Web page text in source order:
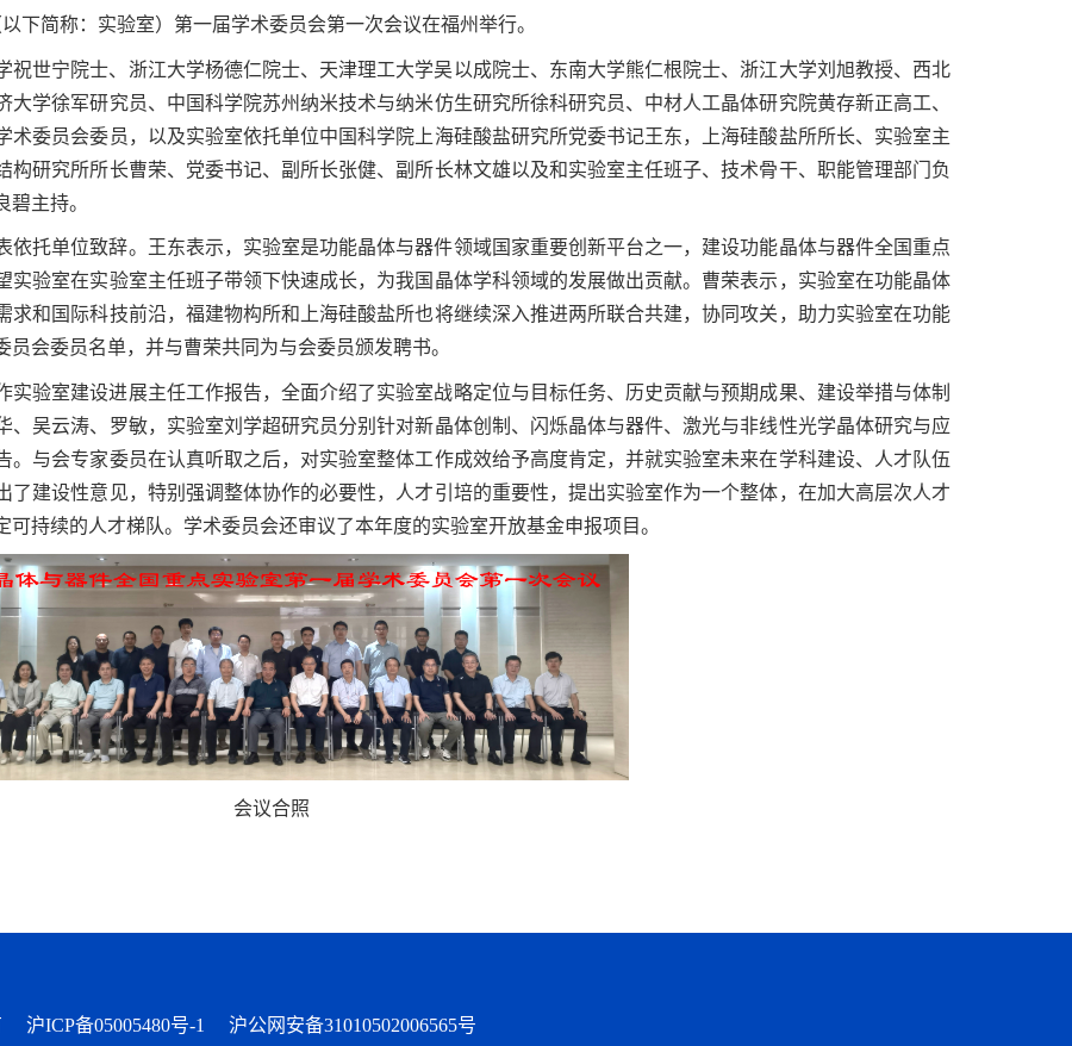
下简称：实验室）第一届学术委员会第一次会议在福州举行。
祝世宁院士、浙江大学杨德仁院士、天津理工大学吴以成院士、东南大学熊仁根院士、浙江大学刘旭教授、西北
学徐军研究员、中国科学院苏州纳米技术与纳米仿生研究所徐科研究员、中材人工晶体研究院黄存新正高工、
术委员会委员，以及实验室依托单位中国科学院上海硅酸盐研究所党委书记王东，上海硅酸盐所所长、实验室主
研究所所长曹荣、党委书记、副所长张健、副所长林文雄以及和实验室主任班子、技术骨干、职能管理部门负
主持。
依托单位致辞。王东表示，实验室是功能晶体与器件领域国家重要创新平台之一，建设功能晶体与器件全国重点
实验室在实验室主任班子带领下快速成长，为我国晶体学科领域的发展做出贡献。曹荣表示，实验室在功能晶体
求和国际科技前沿，福建物构所和上海硅酸盐所也将继续深入推进两所联合共建，协同攻关，助力实验室在功能
会委员名单，并与曹荣共同为与会委员颁发聘书。
实验室建设进展主任工作报告，全面介绍了实验室战略定位与目标任务、历史贡献与预期成果、建设举措与体制
吴云涛、罗敏，实验室刘学超研究员分别针对新晶体创制、闪烁晶体与器件、激光与非线性光学晶体研究与应
。与会专家委员在认真听取之后，对实验室整体工作成效给予高度肯定，并就实验室未来在学科建设、人才队伍
了建设性意见，特别强调整体协作的必要性，人才引培的重要性，提出实验室作为一个整体，在加大高层次人才
持续的人才梯队。学术委员会还审议了本年度的实验室开放基金申报项目。
会议合照
沪ICP备05005480号-1 沪公网安备31010502006565号